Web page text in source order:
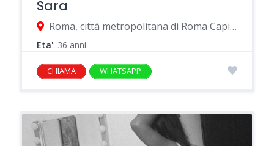
Sara
Roma, città metropolitana di Roma Capitale, Italia
Eta': 36 anni
CHIAMA WHATSAPP